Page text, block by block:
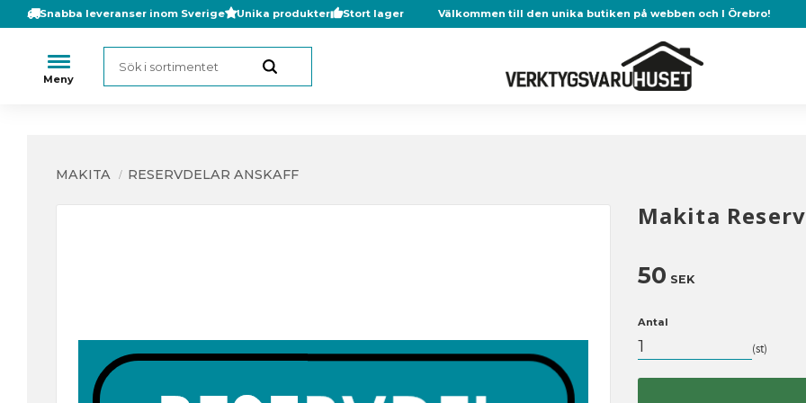
Snabba leveranser inom Sverige Unika produkter Stort lager Välkommen till den unika butiken på webben och I Örebro!
MAKITA RESERVDELAR ANSKAFF
Makita
50 SEK
Antal
st